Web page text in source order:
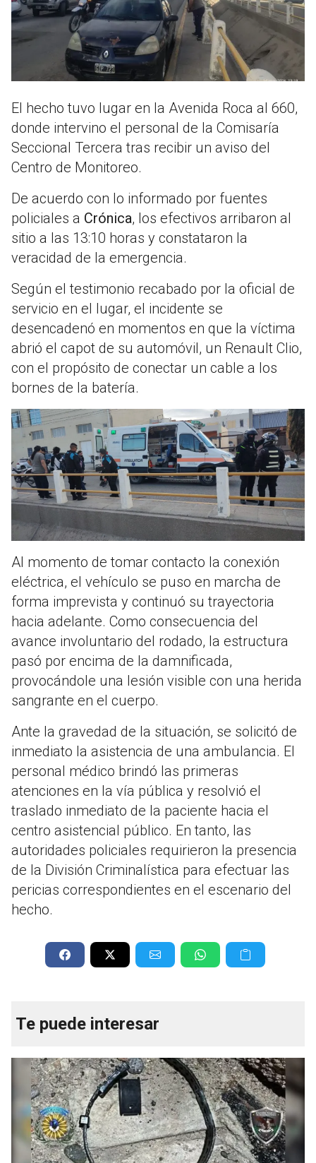
El hecho tuvo lugar en la Avenida Roca al 660,
donde intervino el personal de la Comisaría
Seccional Tercera tras recibir un aviso del
Centro de Monitoreo.
De acuerdo con lo informado por fuentes
policiales a Crónica, los efectivos arribaron al
sitio a las 13:10 horas y constataron la
veracidad de la emergencia.
Según el testimonio recabado por la oficial de
servicio en el lugar, el incidente se
desencadenó en momentos en que la víctima
abrió el capot de su automóvil, un Renault Clio,
con el propósito de conectar un cable a los
bornes de la batería.
Al momento de tomar contacto la conexión
eléctrica, el vehículo se puso en marcha de
forma imprevista y continuó su trayectoria
hacia adelante. Como consecuencia del
avance involuntario del rodado, la estructura
pasó por encima de la damnificada,
provocándole una lesión visible con una herida
sangrante en el cuerpo.
Ante la gravedad de la situación, se solicitó de
inmediato la asistencia de una ambulancia. El
personal médico brindó las primeras
atenciones en la vía pública y resolvió el
traslado inmediato de la paciente hacia el
centro asistencial público. En tanto, las
autoridades policiales requirieron la presencia
de la División Criminalística para efectuar las
pericias correspondientes en el escenario del
hecho.
Te puede interesar